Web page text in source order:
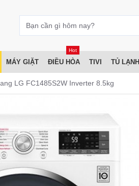
MÁY GIẶT ĐIỀU HÒA
Hot
TIVI TỦ LẠNH
LG FC1485S2W Inverter 8.5kg